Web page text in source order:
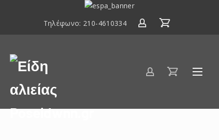
ΕΣΠΑ
2020
Τηλέφωνο: 210-4610334
Είδη
αλιείας
Poseidwnn.gr